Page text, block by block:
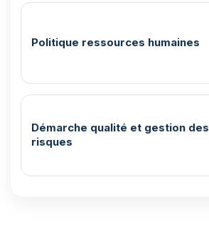
Politique ressources humaines
Démarche qualité et gestion des
risques